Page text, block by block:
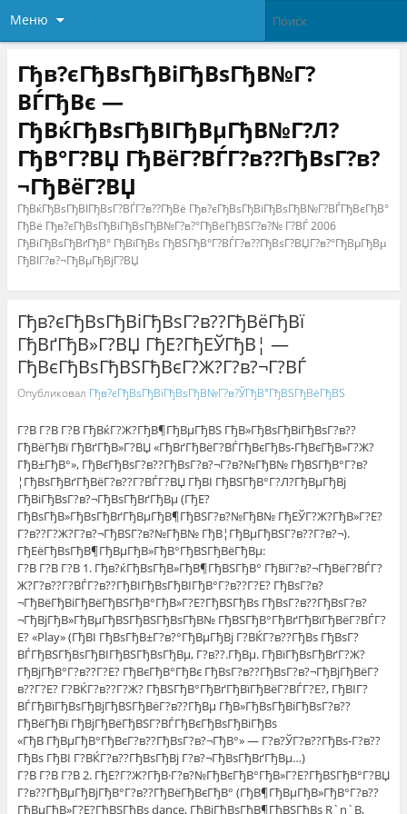
Меню
Гђв?єГђВѕГђВіГђВѕГђВ№Г?
ВЃГђВє —
ГђВќГђВѕГђВІГђВµГђВ№Г?Л?
ГђВ°Г?ВЏ ГђВёГ?ВЃГ?в??ГђВѕГ?в?
¬ГђВёГ?ВЏ
ГђВќГђВѕГђВІГђВѕГ?ВЃГ?в??ГђВё Гђв?єГђВѕГђВіГђВѕГђВ№Г?ВЃГђВєГђВ°
ГђВё Гђв?єГђВѕГђВіГђВѕГђВ№Г?в?°ГђВёГђВЅГ?в?№ Г?ВЃ 2006
ГђВіГђВѕГђВґГђВ° ГђВїГђВѕ ГђВЅГђВ°Г?ВЃГ?в??ГђВѕГ?ВЏГ?в?°ГђВµГђВµ
ГђВІГ?в?¬ГђВµГђВјГ?ВЏ
Гђв?єГђВѕГђВіГђВѕГ?в??ГђВёГђВї
ГђВґГђВ»Г?ВЏ ГђЕ?ГђЕЎГђВ¦ —
ГђВєГђВѕГђВЅГђВєГ?Ж?Г?в?¬Г?ВЃ
Опубликовал Гђв?єГђВѕГђВіГђВѕГђВ№Г?в?ЎГђВ°ГђВЅГђВёГђВЅ
Г?В Г?В Г?В ГђВќГ?Ж?ГђВ¶ГђВµГђВЅ ГђВ»ГђВѕГђВіГђВѕГ?в??
ГђВёГђВї ГђВґГђВ»Г?ВЏ «ГђВґГђВёГ?ВЃГђВєГђВѕ-ГђВєГђВ»Г?Ж?
ГђВ±ГђВ°», ГђВєГђВѕГ?в??ГђВѕГ?в?¬Г?в?№ГђВ№ ГђВЅГђВ°Г?в?
¦ГђВѕГђВґГђВёГ?в??Г?ВЃГ?ВЏ ГђВІ ГђВЅГђВ°Г?Л?ГђВµГђВј
ГђВіГђВѕГ?в?¬ГђВѕГђВґГђВµ (ГђЕ?
ГђВѕГђВ»ГђВѕГђВґГђВµГђВ¶ГђВЅГ?в?№ГђВ№ ГђЕЎГ?Ж?ГђВ»Г?Е?
Г?в??Г?Ж?Г?в?¬ГђВЅГ?в?№ГђВ№ ГђВ¦ГђВµГђВЅГ?в??Г?в?¬).
ГђЕёГђВѕГђВ¶ГђВµГђВ»ГђВ°ГђВЅГђВёГђВµ:
Г?В Г?В Г?В 1. Гђв?ќГђВѕГђВ»ГђВ¶ГђВЅГђВ° ГђВїГ?в?¬ГђВёГ?ВЃГ?
Ж?Г?в??Г?ВЃГ?в??ГђВІГђВѕГђВІГђВ°Г?в??Г?Е? ГђВѕГ?в?
¬ГђВёГђВіГђВёГђВЅГђВ°ГђВ»Г?Е?ГђВЅГђВѕ ГђВѕГ?в??ГђВѕГ?в?
¬ГђВјГђВ»ГђВµГђВЅГђВЅГђВѕГђВ№ ГђВЅГђВ°ГђВґГђВїГђВёГ?ВЃГ?
Е? «Play» (ГђВІ ГђВѕГђВ±Г?в?°ГђВµГђВј Г?ВЌГ?в??ГђВѕ ГђВѕГ?
ВЃГђВЅГђВѕГђВІГђВЅГђВѕГђВµ, Г?в??.ГђВµ. ГђВїГђВѕГђВґГ?Ж?
ГђВјГђВ°Г?в??Г?Е? ГђВєГђВ°ГђВє ГђВѕГ?в??ГђВѕГ?в?¬ГђВјГђВёГ?
в??Г?Е? Г?ВЌГ?в??Г?Ж? ГђВЅГђВ°ГђВґГђВїГђВёГ?ВЃГ?Е?, ГђВІГ?
ВЃГђВїГђВѕГђВјГђВЅГђВёГ?в??ГђВµ ГђВ»ГђВѕГђВіГђВѕГ?в??
ГђВёГђВї ГђВјГђВёГђВЅГ?ВЃГђВєГђВѕГђВіГђВѕ
«ГђВ ГђВµГђВ°ГђВєГ?в??ГђВѕГ?в?¬ГђВ°» — Г?в?ЎГ?в??ГђВѕ-Г?в??
ГђВѕ ГђВІ Г?ВЌГ?в??ГђВѕГђВј Г?в?¬ГђВѕГђВґГђВµ…)
Г?В Г?В Г?В 2. ГђЕ?Г?Ж?ГђВ·Г?в?№ГђВєГђВ°ГђВ»Г?Е?ГђВЅГђВ°Г?ВЏ
Г?в??ГђВµГђВјГђВ°Г?в??ГђВёГђВєГђВ° (ГђВ¶ГђВµГђВ»ГђВ°Г?в??
ГђВµГђВ»Г?Е?ГђВЅГђВѕ dance, ГђВјГђВѕГђВ¶ГђВЅГђВѕ R`n`B,